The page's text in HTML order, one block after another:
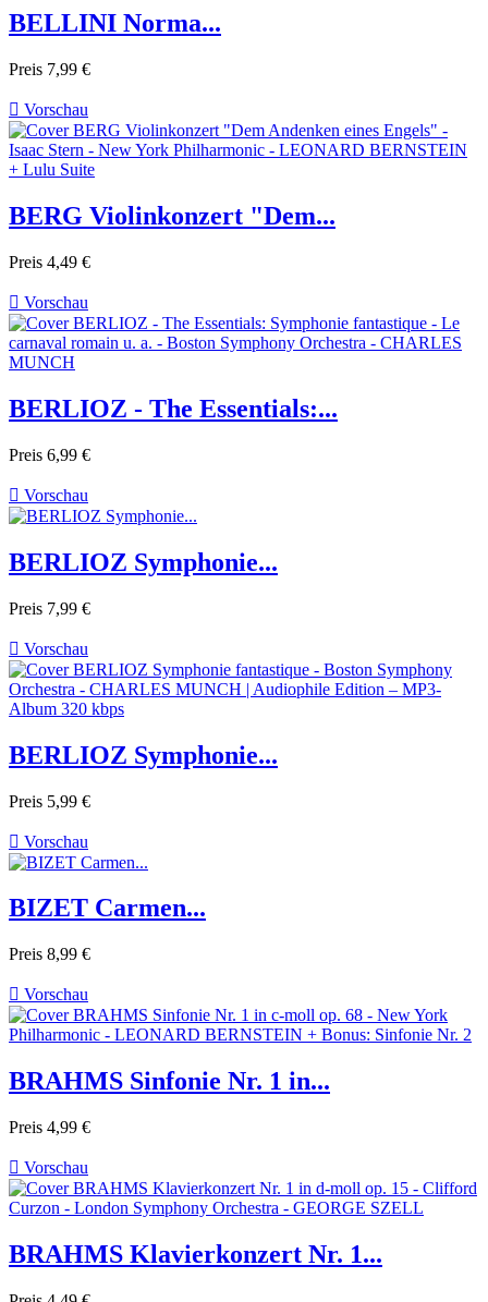
BELLINI Norma...
Preis 7,99 €
 Vorschau
BERG Violinkonzert "Dem...
Preis 4,49 €
 Vorschau
BERLIOZ - The Essentials:...
Preis 6,99 €
 Vorschau
BERLIOZ Symphonie...
Preis 7,99 €
 Vorschau
BERLIOZ Symphonie...
Preis 5,99 €
 Vorschau
BIZET Carmen...
Preis 8,99 €
 Vorschau
BRAHMS Sinfonie Nr. 1 in...
Preis 4,99 €
 Vorschau
BRAHMS Klavierkonzert Nr. 1...